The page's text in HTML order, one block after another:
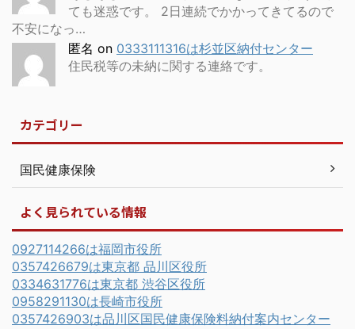
ても迷惑です。 2日連続でかかってきてるので
不安になっ…
匿名 on 0333111316は杉並区納付センター
住民税等の未納に関する連絡です。
カテゴリー
国民健康保険
よく見られている情報
0927114266は福岡市役所
0357426679は東京都 品川区役所
0334631776は東京都 渋谷区役所
0958291130は長崎市役所
0357426903は品川区国民健康保険料納付案内センター